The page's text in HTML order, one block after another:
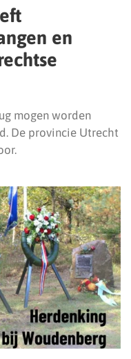
en
mogen worden
De provincie Utrecht